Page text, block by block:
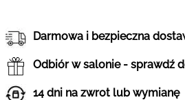
Darmowa i bezpieczna
Odbiór w salonie - sprawdź
14 dni na zwrot lub wymianę